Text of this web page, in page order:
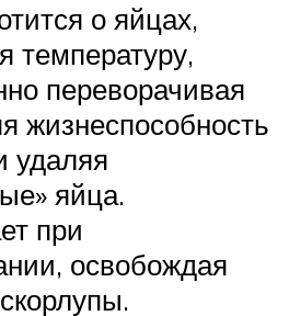
о яйцах,
температуру,
переворачивая
жизнеспособность
удаляя
яйца.
при
освобождая